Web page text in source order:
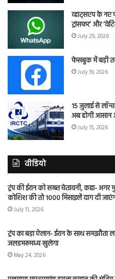
व्हाट्सएप के नए
ट्रांसफर’ और
July 29, 2026
फेसबुक में बड़ी
July 19, 2026
15 जुलाई से
अब होगी
July 15, 2026
वीडियो
ट्रंप की ईरान को सख्त चेतावनी, कहा- अगर
कोशिश की तो 1000 मिसाइलें दाग दी
July 11, 2026
ट्रंप का बड़ा ऐलान- ईरान के साथ समझौता
जलडमरूमध्य खुलेगा
May 24, 2026